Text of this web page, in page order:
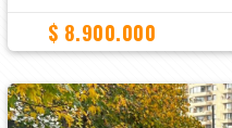
$ 8.900.000